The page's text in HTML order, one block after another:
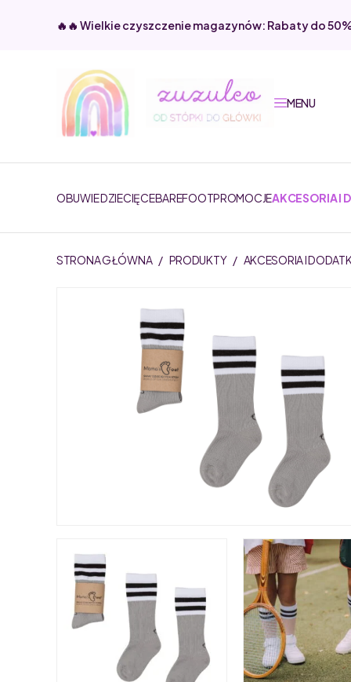
🔥🔥 Wielkie czyszczenie magazynów: Rabaty do
MENU
OBUWIE DZIECIĘCEBAREFOOTPROMOCJEAKCESORIA I
STRONA GŁÓWNA / PRODUKTY / AKCESORIA I